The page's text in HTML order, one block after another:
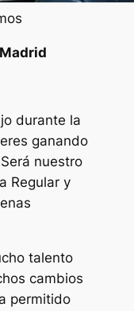
durante la
ganando
nuestro
Regular y
talento
cambios
permitido